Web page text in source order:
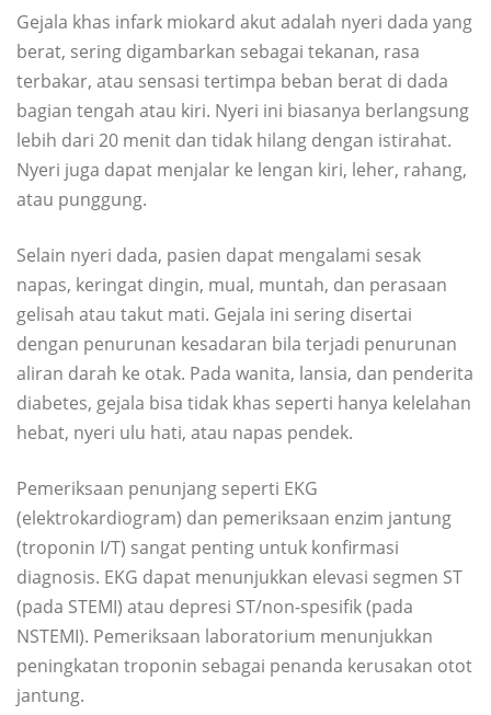
Gejala khas infark miokard akut adalah nyeri dada yang
berat, sering digambarkan sebagai tekanan, rasa
terbakar, atau sensasi tertimpa beban berat di dada
bagian tengah atau kiri. Nyeri ini biasanya berlangsung
lebih dari 20 menit dan tidak hilang dengan istirahat.
Nyeri juga dapat menjalar ke lengan kiri, leher, rahang,
atau punggung.
Selain nyeri dada, pasien dapat mengalami sesak
napas, keringat dingin, mual, muntah, dan perasaan
gelisah atau takut mati. Gejala ini sering disertai
dengan penurunan kesadaran bila terjadi penurunan
aliran darah ke otak. Pada wanita, lansia, dan penderita
diabetes, gejala bisa tidak khas seperti hanya kelelahan
hebat, nyeri ulu hati, atau napas pendek.
Pemeriksaan penunjang seperti EKG
(elektrokardiogram) dan pemeriksaan enzim jantung
(troponin I/T) sangat penting untuk konfirmasi
diagnosis. EKG dapat menunjukkan elevasi segmen ST
(pada STEMI) atau depresi ST/non-spesifik (pada
NSTEMI). Pemeriksaan laboratorium menunjukkan
peningkatan troponin sebagai penanda kerusakan otot
jantung.